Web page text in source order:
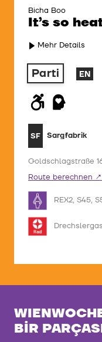
Bicha Boo
It’s so
Mehr Details
Parti EN
SF Sargfabrik
Goldschlagstraße
Route berechnen
REX2, S45,
BIR